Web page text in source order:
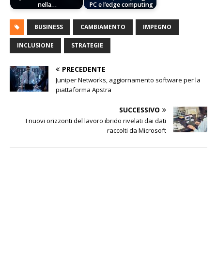
nella…
PC e l’edge computing
BUSINESS CAMBIAMENTO IMPEGNO
INCLUSIONE STRATEGIE
PRECEDENTE
Juniper Networks, aggiornamento software per la
piattaforma Apstra
SUCCESSIVO
I nuovi orizzonti del lavoro ibrido rivelati dai dati
raccolti da Microsoft